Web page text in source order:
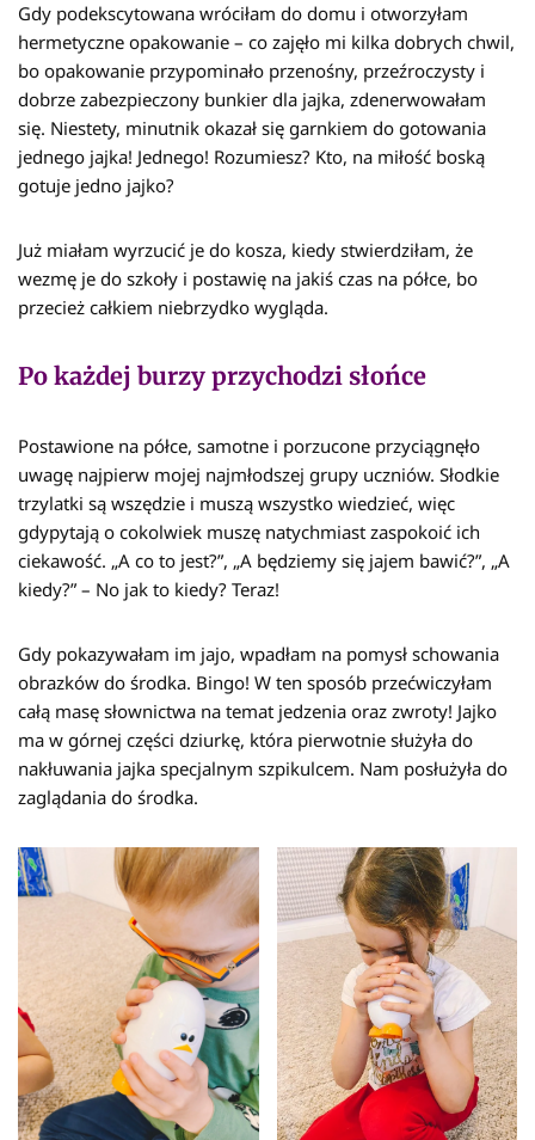
Gdy podekscytowana wróciłam do domu i otworzyłam
hermetyczne opakowanie – co zajęło mi kilka dobrych chwil,
bo opakowanie przypominało przenośny, przeźroczysty i
dobrze zabezpieczony bunkier dla jajka, zdenerwowałam
się. Niestety, minutnik okazał się garnkiem do gotowania
jednego jajka! Jednego! Rozumiesz? Kto, na miłość boską
gotuje jedno jajko?
Już miałam wyrzucić je do kosza, kiedy stwierdziłam, że
wezmę je do szkoły i postawię na jakiś czas na półce, bo
przecież całkiem niebrzydko wygląda.
Po każdej burzy przychodzi słońce
Postawione na półce, samotne i porzucone przyciągnęło
uwagę najpierw mojej najmłodszej grupy uczniów. Słodkie
trzylatki są wszędzie i muszą wszystko wiedzieć, więc
gdypytają o cokolwiek muszę natychmiast zaspokoić ich
ciekawość. „A co to jest?”, „A będziemy się jajem bawić?”, „A
kiedy?” – No jak to kiedy? Teraz!
Gdy pokazywałam im jajo, wpadłam na pomysł schowania
obrazków do środka. Bingo! W ten sposób przećwiczyłam
całą masę słownictwa na temat jedzenia oraz zwroty! Jajko
ma w górnej części dziurkę, która pierwotnie służyła do
nakłuwania jajka specjalnym szpikulcem. Nam posłużyła do
zaglądania do środka.